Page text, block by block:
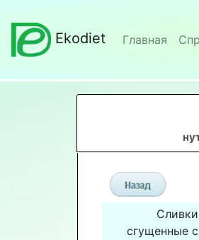
Ekodiet Главная
Сливки
сгущенные с